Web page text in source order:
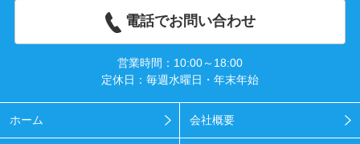
電話でお問い合わせ
営業時間：10:00～18:00
定休日：毎週水曜日・年末年始
ホーム 会社概要